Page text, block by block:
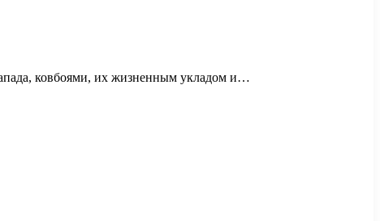
ковбоями, их жизненным укладом и…